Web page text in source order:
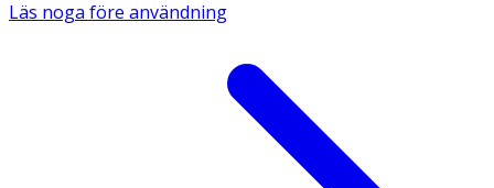
Läs noga före användning